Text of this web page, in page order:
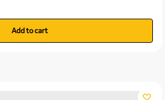
Add to cart